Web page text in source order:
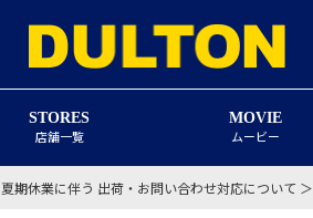
STORES
店舗一覧
MOVIE
ムービー
夏期休業に伴う 出荷・お問い合わせ対応について ＞